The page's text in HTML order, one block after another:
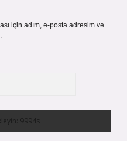
için adım, e-posta adresim ve